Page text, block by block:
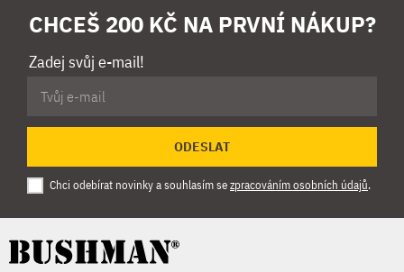
CHCEŠ 200 KČ NA PRVNÍ NÁKUP?
Zadej svůj e-mail!
ODESLAT
Chci odebírat novinky a souhlasím sezpracováním osobních údajů.